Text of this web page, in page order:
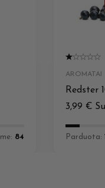
84
AROMATAI
Redster
3,99 €
Parduota: